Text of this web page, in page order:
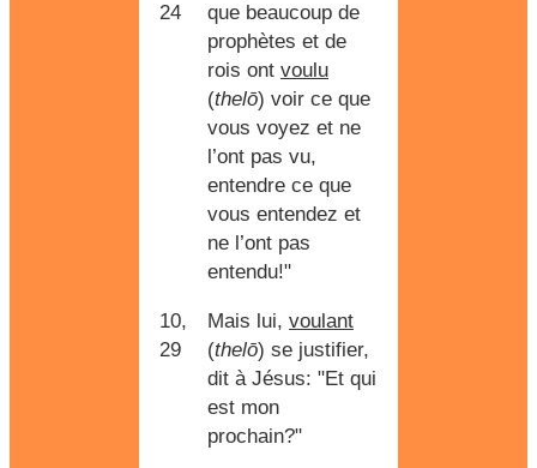
24
que beaucoup de
prophètes et de
rois ont voulu
(thelō) voir ce que
vous voyez et ne
l’ont pas vu,
entendre ce que
vous entendez et
ne l’ont pas
entendu!"
10,
29
Mais lui, voulant
(thelō) se justifier,
dit à Jésus: "Et qui
est mon
prochain?"